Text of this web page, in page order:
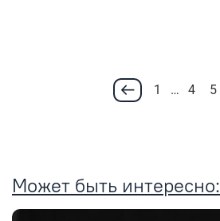
1 … 4 5
Может быть интересно: